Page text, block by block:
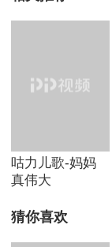
咕力儿歌-妈妈
真伟大
猜你喜欢